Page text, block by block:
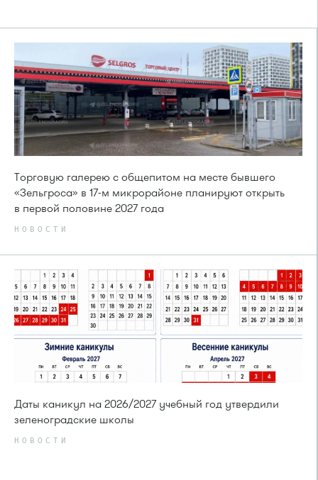
Торговую галерею с общепитом на месте бывшего
«Зельгроса» в 17-м микрорайоне планируют открыть
в первой половине 2027 года
НОВОСТИ
Даты каникул на 2026/2027 учебный год утвердили
зеленоградские школы
НОВОСТИ